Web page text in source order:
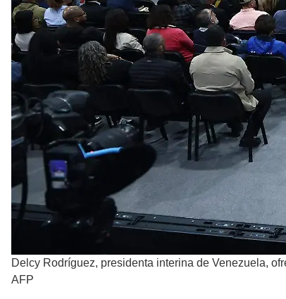
Delcy Rodríguez, presidenta interina de Venezuela,
AFP